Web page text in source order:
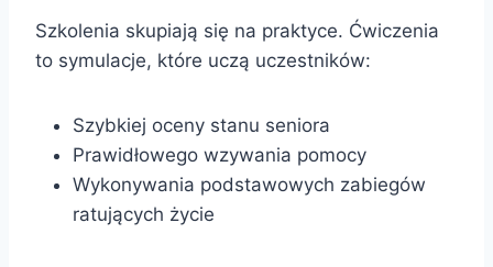
Szkolenia skupiają się na praktyce. Ćwiczenia
to symulacje, które uczą uczestników:
Szybkiej oceny stanu seniora
Prawidłowego wzywania pomocy
Wykonywania podstawowych zabiegów
ratujących życie